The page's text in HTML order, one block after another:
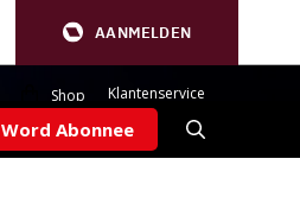
AANMELDEN
Shop Klantenservice
Word Abonnee